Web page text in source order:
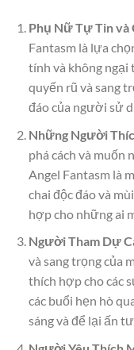
Phụ Nữ Tự Tin và
Fantasm là lựa
tính và không
quyến rũ và sang
đáo của người sử
Những Người
phá cách và muốn
Angel Fantasm là
chai độc đáo và
hợp cho những ai
Người Tham Dự
và sang trọng của
thích hợp cho các
các buổi hẹn hò
sáng và để lại ấn